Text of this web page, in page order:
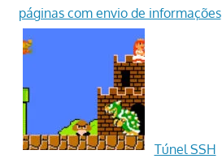
páginas com envio de informações
Túnel SSH